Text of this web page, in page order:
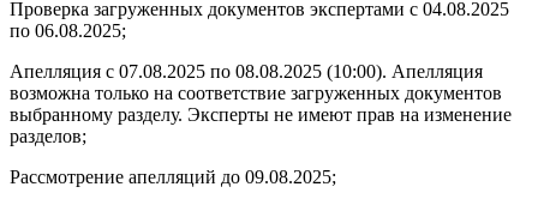
Проверка загруженных документов экспертами с 04.08.2025
по 06.08.2025;
Апелляция с 07.08.2025 по 08.08.2025 (10:00). Апелляция
возможна только на соответствие загруженных документов
выбранному разделу. Эксперты не имеют прав на изменение
разделов;
Рассмотрение апелляций до 09.08.2025;